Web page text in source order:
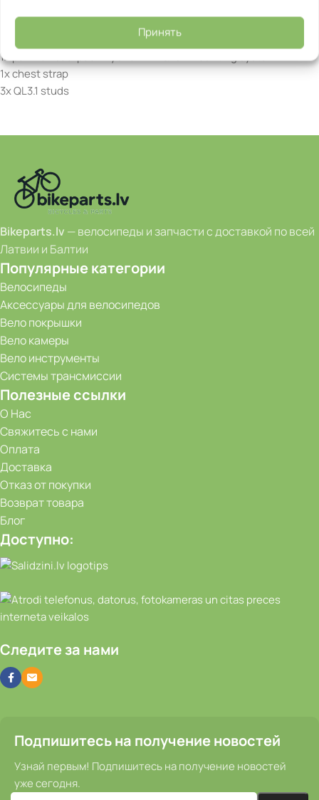
Принять
1x pannier/backpack-hybrid with QL3.1 mounting system
1x chest strap
3x QL3.1 studs
Bikeparts.lv — велосипеды и запчасти с доставкой по всей
Латвии и Балтии
Популярные категории
Велосипеды
Аксессуары для велосипедов
Вело покрышки
Вело камеры
Вело инструменты
Системы трансмиссии
Полезные ссылки
О Нас
Свяжитесь с нами
Оплата
Доставка
Отказ от покупки
Возврат товара
Блог
Доступно:
Следите за нами
Подпишитесь на получение новостей
Узнай первым! Подпишитесь на получение новостей
уже сегодня.